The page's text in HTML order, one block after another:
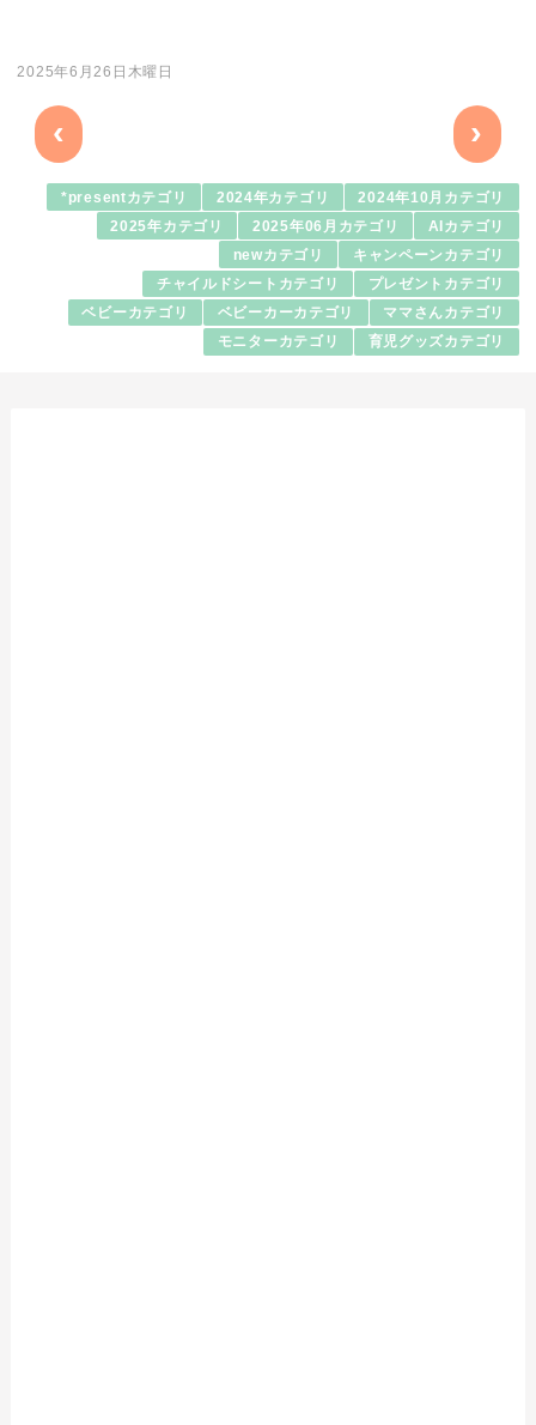
2025年6月26日木曜日
‹ ›
*presentカテゴリ 2024年カテゴリ 2024年10月カテゴリ
2025年カテゴリ 2025年06月カテゴリ AIカテゴリ
newカテゴリ キャンペーンカテゴリ
チャイルドシートカテゴリ プレゼントカテゴリ
ベビーカテゴリ ベビーカーカテゴリ ママさんカテゴリ
モニターカテゴリ 育児グッズカテゴリ